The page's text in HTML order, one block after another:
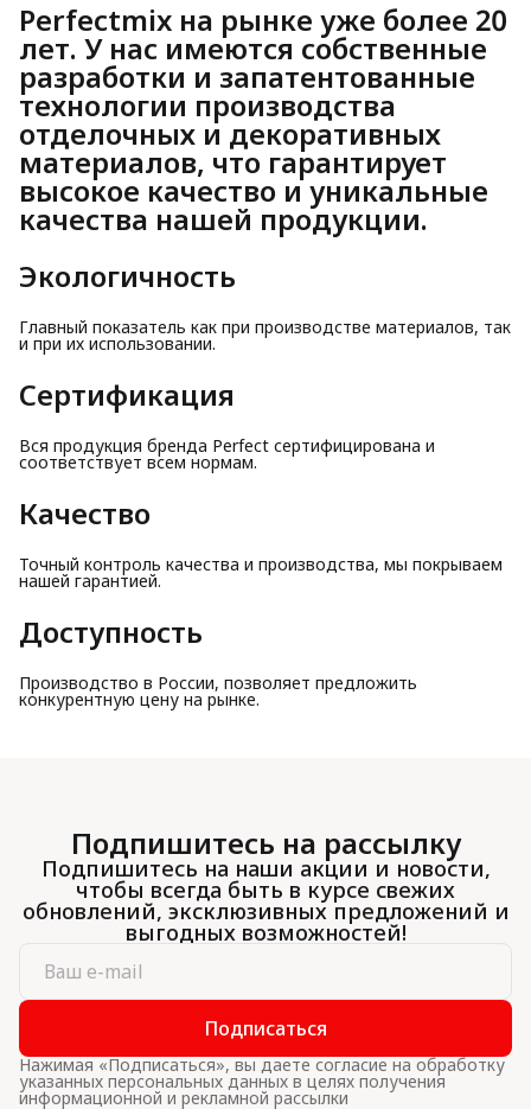
Perfectmix на рынке уже более 20
лет. У нас имеются собственные
разработки и запатентованные
технологии производства
отделочных и декоративных
материалов, что гарантирует
высокое качество и уникальные
качества нашей продукции.
Экологичность
Главный показатель как при производстве материалов, так
и при их использовании.
Сертификация
Вся продукция бренда Perfect сертифицирована и
соответствует всем нормам.
Качество
Точный контроль качества и производства, мы покрываем
нашей гарантией.
Доступность
Производство в России, позволяет предложить
конкурентную цену на рынке.
Подпишитесь на рассылку
Подпишитесь на наши акции и новости,
чтобы всегда быть в курсе свежих
обновлений, эксклюзивных предложений и
выгодных возможностей!
Подписаться
Нажимая «Подписаться», вы даете согласие на обработку
указанных персональных данных в целях получения
информационной и рекламной рассылки